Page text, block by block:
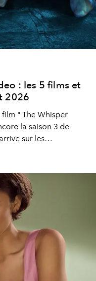
: les 5 films et
2026
film " The Whisper
la saison 3 de
sur les